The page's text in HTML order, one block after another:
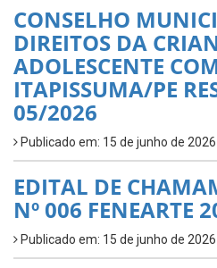
CONSELHO
DIREITOS DA
ADOLESCENTE
ITAPISSUMA/PE
05/2026
Publicado em: 15 de junho de 2026
EDITAL DE
Nº 006 FENEARTE
Publicado em: 15 de junho de 2026